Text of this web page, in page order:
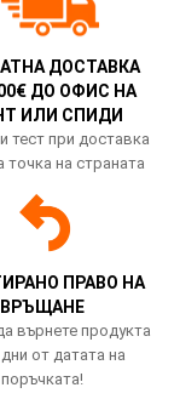
ДОСТАВКА
ДО ОФИС НА
ИЛИ СПИДИ
тест при доставка
точка на страната
ПРАВО НА
ВРЪЩАНЕ
върнете продукта
от датата на
поръчката!